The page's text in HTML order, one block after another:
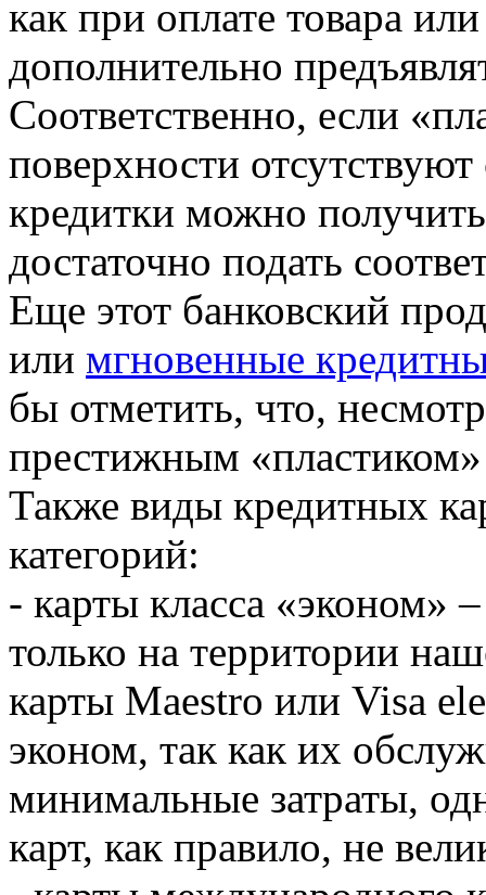
как при оплате товара
дополнительно
Соответственно, если
поверхности
кредитки можно
достаточно подать
Еще этот банковский
или мгновенные
бы отметить, что,
престижным «пластиком»
Также виды кредитных
категорий:
- карты класса «эконом»
только на территории
карты Maestro или Visa
эконом, так как их
минимальные затраты,
карт, как правило, не